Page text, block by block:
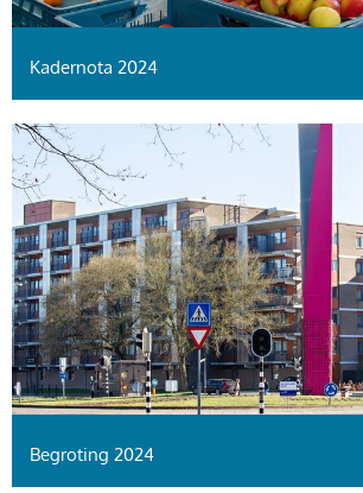
Kadernota 2024
Begroting 2024